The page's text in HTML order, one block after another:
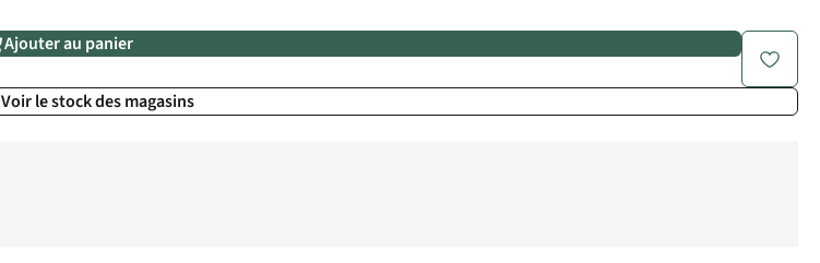
Ajouter au panier
Voir le stock des magasins